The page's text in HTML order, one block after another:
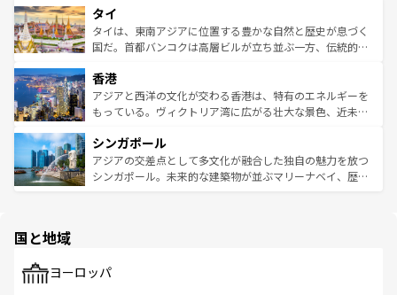
リティに包まれながら、韓国の多彩な魅力を心ゆくまで味
わってみてほしい。 なお、新着の韓国情報はコンテンツ一
覧を参照してほしい。
急速な発展と共に伝統が息づく。ハノイの古い町並みやホ
ーチミン市のフランス統治時代の建物も、独特の雰囲気を
醸し出している。また、バラエティの豊かさとおいしさで
とつ。フォーやバインミー、ベトナムコーヒーなどは、ぜ
ひ現地で味わいたい。どの地域を訪れてもあたたかい人々
が旅行者を迎えてくれるので、きっと忘れられない旅にな
参照してほしい。
タイ
タイは、東南アジアに位置する豊かな自然と歴史が息づく
国だ。首都バンコクは高層ビルが立ち並ぶ一方、伝統的な
の活気が交差している。北部ではチェンマイなどの山岳地
帯で自然と触れ合い、南部ではプーケットやクラビの美し
いビーチでリゾート気分を楽しむことができる。タイ料理
激する。気候は一年中温暖で、どの季節にも異なる楽しみ
が待っている。親しみやすいタイの人々、仏教を中心とし
た文化、そして多様な観光資源が、訪れる旅人を魅了し続
香港
アジアと西洋の文化が交わる香港は、特有のエネルギーを
もっている。ヴィクトリア湾に広がる壮大な景色、近未来
み、どこを訪れても感動するはず。観光スポットが密集し
ており、効率よく見どころを回れるのも魅力。息をのむよ
うな絶景から文化的な体験まで、香港を存分に楽しみ尽く
シンガポール
アジアの交差点として多文化が融合した独自の魅力を放つ
シンガポール。未来的な建築物が並ぶマリーナベイ、歴史
で、ホーカーズは地元の風情を楽しめる外せないスポット
国と地域
ヨーロッパ